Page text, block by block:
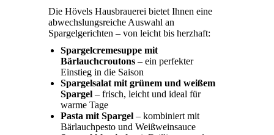
Die Hövels Hausbrauerei bietet Ihnen eine
abwechslungsreiche Auswahl an
Spargelgerichten – von leicht bis herzhaft:
Spargelcremesuppe mit
Bärlauchcroutons – ein perfekter
Einstieg in die Saison
Spargelsalat mit grünem und weißem
Spargel – frisch, leicht und ideal für
warme Tage
Pasta mit Spargel – kombiniert mit
Bärlauchpesto und Weißweinsauce